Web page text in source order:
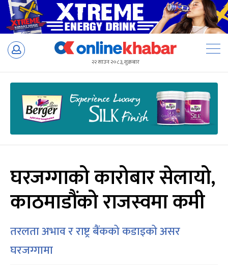
Skip
२२ साउन २०८३, शुक्रबार
घरजग्गाको कारोबार सेलायो,
काठमाडौंको राजस्वमा कमी
तरलता अभाव र राष्ट्र बैंकको कडाइको असर
घरजग्गामा